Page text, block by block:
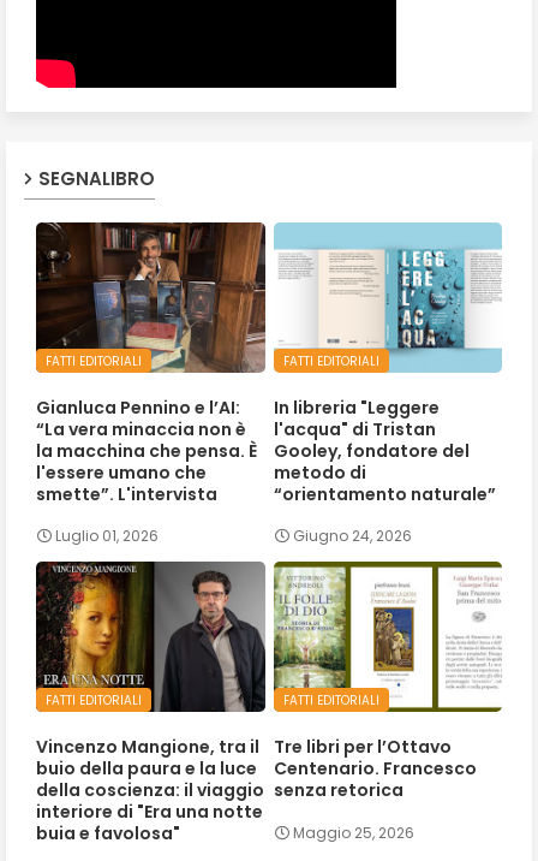
SEGNALIBRO
FATTI EDITORIALI
Gianluca Pennino e l’AI:
“La vera minaccia non è
la macchina che pensa. È
l'essere umano che
smette”. L'intervista
Luglio 01, 2026
FATTI EDITORIALI
In libreria "Leggere
l'acqua" di Tristan
Gooley, fondatore del
metodo di
“orientamento naturale”
Giugno 24, 2026
FATTI EDITORIALI
Vincenzo Mangione, tra il
buio della paura e la luce
della coscienza: il viaggio
interiore di "Era una notte
buia e favolosa"
FATTI EDITORIALI
Tre libri per l’Ottavo
Centenario. Francesco
senza retorica
Maggio 25, 2026